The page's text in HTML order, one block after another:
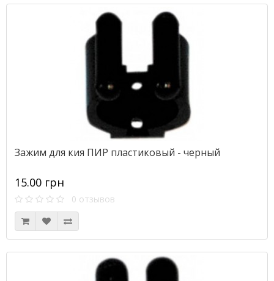
Зажим для кия ПИР пластиковый - черный
15.00 грн
0 отзывов